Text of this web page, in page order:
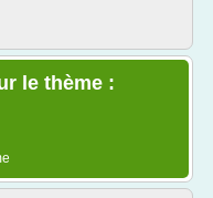
le thème :